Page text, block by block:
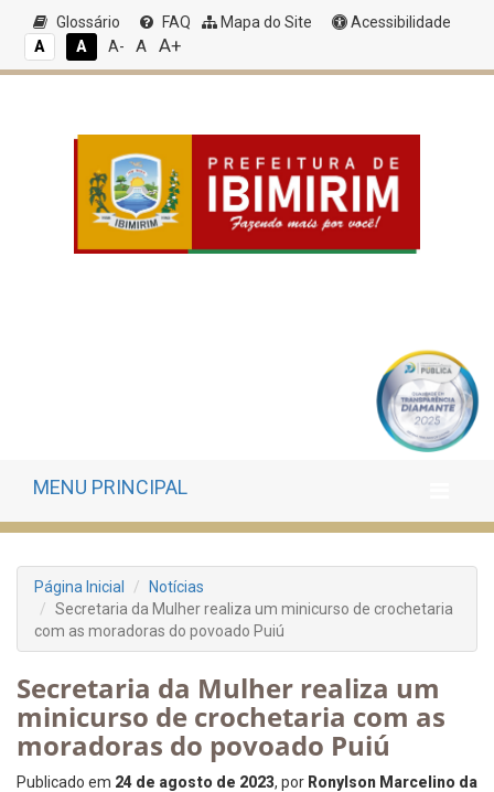
Glossário FAQ Mapa do Site
Acessibilidade
A
A A- A A+
MENU PRINCIPAL
Página Inicial
Notícias
Secretaria da Mulher realiza um minicurso de crochetaria
com as moradoras do povoado Puiú
Secretaria da Mulher realiza um
minicurso de crochetaria com as
moradoras do povoado Puiú
Publicado em 24 de agosto de 2023, por Ronylson Marcelino da